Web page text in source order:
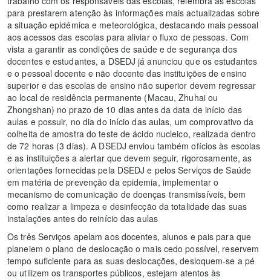
para prestarem atenção às informações mais actualizadas sobre
a situação epidémica e meteorológica, destacando mais pessoal
aos acessos das escolas para aliviar o fluxo de pessoas. Com
vista a garantir as condições de saúde e de segurança dos
docentes e estudantes, a DSEDJ já anunciou que os estudantes
e o pessoal docente e não docente das instituições de ensino
superior e das escolas de ensino não superior devem regressar
ao local de residência permanente (Macau, Zhuhai ou
Zhongshan) no prazo de 10 dias antes da data de início das
aulas e possuir, no dia do início das aulas, um comprovativo da
colheita de amostra do teste de ácido nucleico, realizada dentro
de 72 horas (3 dias). A DSEDJ enviou também ofícios às escolas
e as instituições a alertar que devem seguir, rigorosamente, as
orientações fornecidas pela DSEDJ e pelos Serviços de Saúde
em matéria de prevenção da epidemia, implementar o
mecanismo de comunicação de doenças transmissíveis, bem
como realizar a limpeza e desinfecção da totalidade das suas
instalações antes do reinício das aulas
Os três Serviços apelam aos docentes, alunos e pais para que
planeiem o plano de deslocação o mais cedo possível, reservem
tempo suficiente para as suas deslocações, desloquem-se a pé
ou utilizem os transportes públicos, estejam atentos às